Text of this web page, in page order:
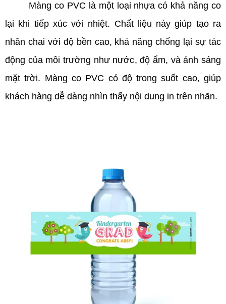
Màng co PVC là một loại nhựa có khả năng co
lại khi tiếp xúc với nhiệt. Chất liệu này giúp tạo ra
nhãn chai với độ bền cao, khả năng chống lại sự tác
động của môi trường như nước, độ ẩm, và ánh sáng
mặt trời. Màng co PVC có độ trong suốt cao, giúp
khách hàng dễ dàng nhìn thấy nội dung in trên nhãn.